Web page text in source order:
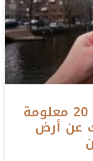
حقائق عن هولندا: 20 معلومة
عن أرض